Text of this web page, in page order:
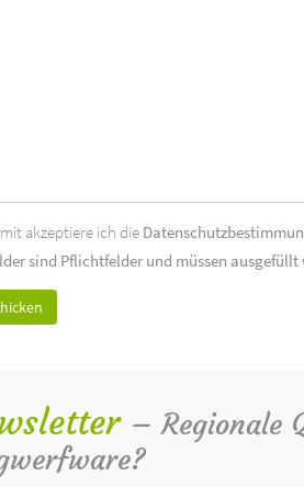
akzeptiere ich die
sind Pflichtfelder und müssen ausgefüllt
– Regionale